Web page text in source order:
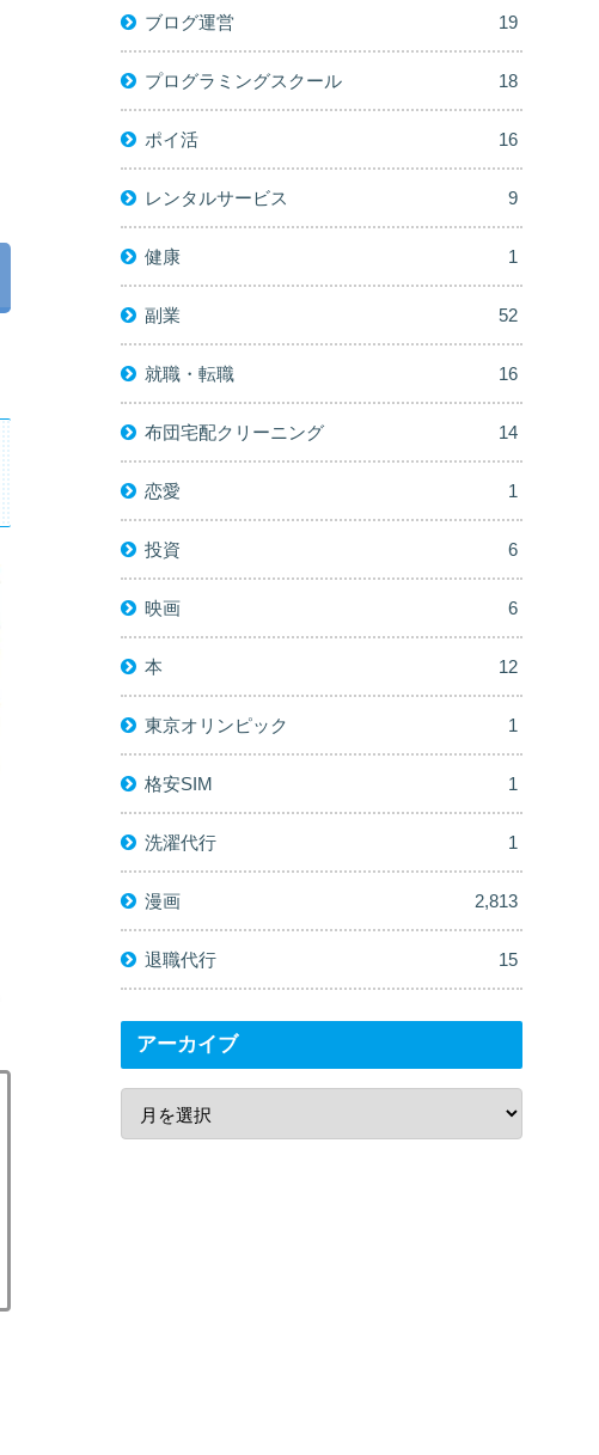
ブログ運営 19
プログラミングスクール 18
ポイ活 16
レンタルサービス 9
健康 1
副業 52
就職・転職 16
布団宅配クリーニング 14
恋愛 1
投資 6
映画 6
本 12
東京オリンピック 1
格安SIM 1
洗濯代行 1
漫画 2,813
退職代行 15
アーカイブ